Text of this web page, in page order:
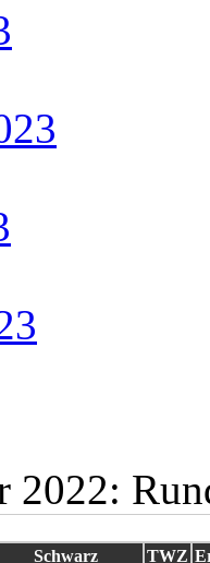
2022:
Schwarz TWZ